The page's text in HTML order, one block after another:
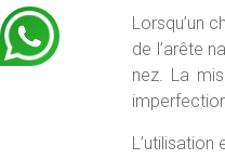
Lorsqu’un
de l’arête
nez. La